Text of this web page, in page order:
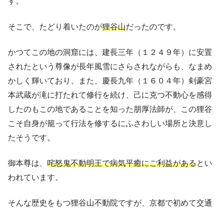
そこで、たどり着いたのが狸谷山だったのです。
かつてこの地の洞窟には、建長三年（１２４９年）に安置
されたという尊像が長年風雪にさらされながらも、なまめ
かしく輝いており、また、慶長九年（１６０４年）剣豪宮
本武蔵が滝に打たれて修行を続け、己に克つ不動心を感得
したのもこの地であることを知った朋厚法師が、この狸谷
こそ自身が籠って行法を修するにふさわしい場所と決意し
たそうです。
御本尊は、 咤怒鬼不動明王で病気平癒にご利益があるとい
われています。
そんな歴史をもつ狸谷山不動院ですが、京都で初めて交通